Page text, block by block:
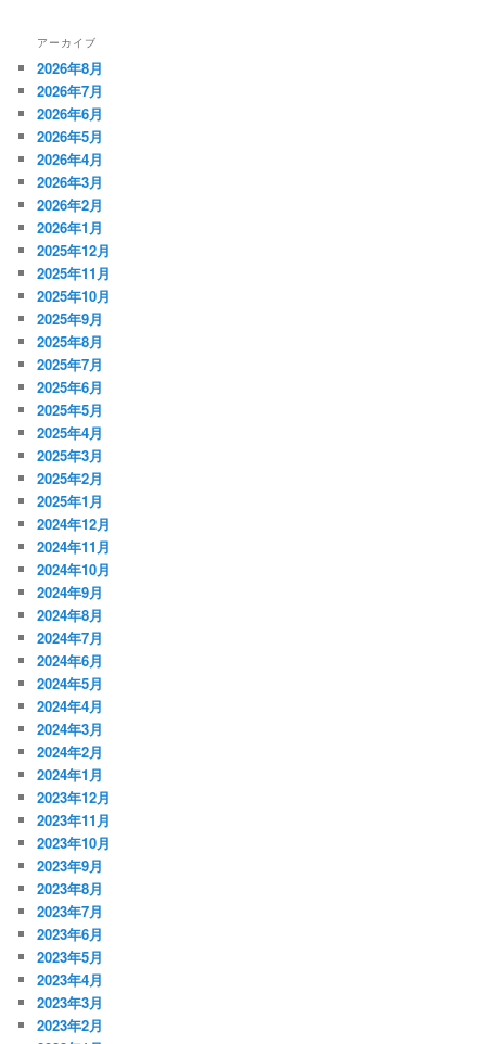
アーカイブ
2026年8月
2026年7月
2026年6月
2026年5月
2026年4月
2026年3月
2026年2月
2026年1月
2025年12月
2025年11月
2025年10月
2025年9月
2025年8月
2025年7月
2025年6月
2025年5月
2025年4月
2025年3月
2025年2月
2025年1月
2024年12月
2024年11月
2024年10月
2024年9月
2024年8月
2024年7月
2024年6月
2024年5月
2024年4月
2024年3月
2024年2月
2024年1月
2023年12月
2023年11月
2023年10月
2023年9月
2023年8月
2023年7月
2023年6月
2023年5月
2023年4月
2023年3月
2023年2月